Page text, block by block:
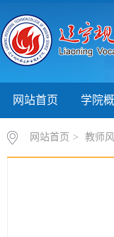
网站首页 学院
网站首页 > 教师